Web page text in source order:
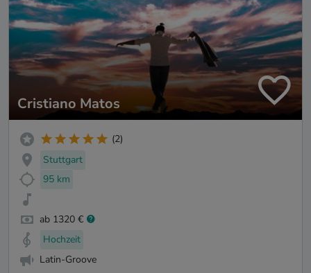
Cristiano Matos
(2)
Stuttgart
95 km
ab 1320 €
Hochzeit
Latin-Groove